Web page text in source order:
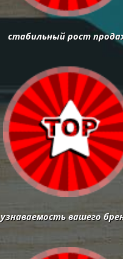
стабильный рост
узнаваемость вашего